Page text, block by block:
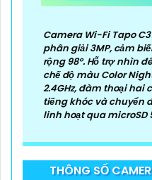
Camera Wi-Fi Tapo
phân giải 3MP, cảm
rộng 98°. Hỗ trợ nhìn
chế độ màu Color
2.4GHz, đàm thoại hai
tiếng khóc và chuyển
linh hoạt qua microSD
THÔNG SỐ